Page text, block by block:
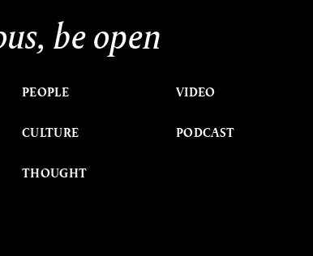
be open
PEOPLE
CULTURE
THOUGHT
VIDEO
PODCAST